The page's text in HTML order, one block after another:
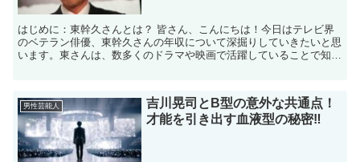
はじめに：東幹久さんとは？ 皆さん、こんにちは！今日はテレビ界
のベテラン俳優、東幹久さんの年収について深掘りしていきたいと思
います。東さんは、数多くのドラマや映画で活躍していることで知ら
男性芸能人
吉川晃司とB型の意外な共通点！
才能を引き出す血液型の秘密‼